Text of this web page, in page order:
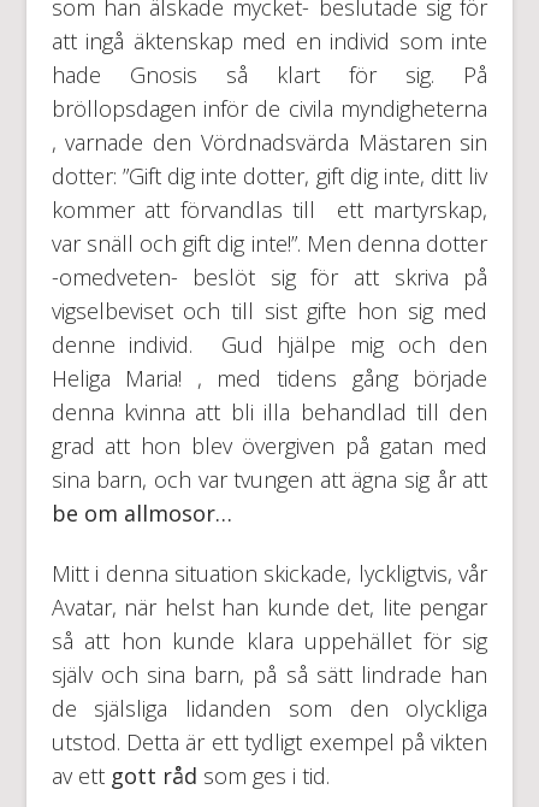
som han älskade mycket- beslutade sig för
att ingå äktenskap med en individ som inte
hade Gnosis så klart för sig. På
bröllopsdagen inför de civila myndigheterna
, varnade den Vördnadsvärda Mästaren sin
dotter: ”Gift dig inte dotter, gift dig inte, ditt liv
kommer att förvandlas till ett martyrskap,
var snäll och gift dig inte!”. Men denna dotter
-omedveten- beslöt sig för att skriva på
vigselbeviset och till sist gifte hon sig med
denne individ. Gud hjälpe mig och den
Heliga Maria! , med tidens gång började
denna kvinna att bli illa behandlad till den
grad att hon blev övergiven på gatan med
sina barn, och var tvungen att ägna sig år att
be om allmosor…
Mitt i denna situation skickade, lyckligtvis, vår
Avatar, när helst han kunde det, lite pengar
så att hon kunde klara uppehället för sig
själv och sina barn, på så sätt lindrade han
de själsliga lidanden som den olyckliga
utstod. Detta är ett tydligt exempel på vikten
av ettgott råd som ges i tid.